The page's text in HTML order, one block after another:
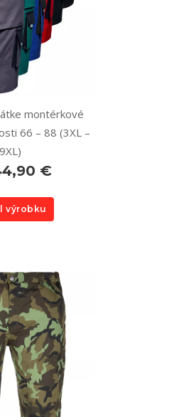
montérkové
66 – 88 (3XL –
9XL)
€
výrobku